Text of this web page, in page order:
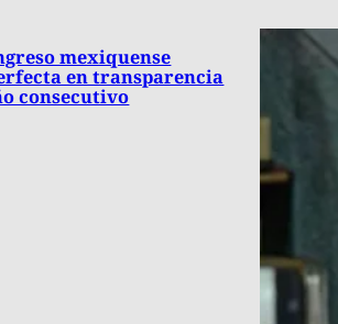
mexiquense
en transparencia
consecutivo